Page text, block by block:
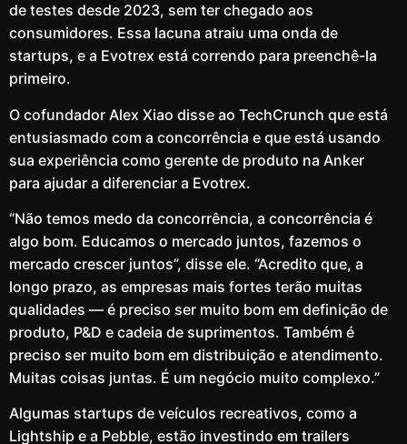
de testes desde 2023, sem ter chegado aos
consumidores. Essa lacuna atraiu uma onda de
startups, e a Evotrex está correndo para preenchê-la
primeiro.
O cofundador Alex Xiao disse ao TechCrunch que está
entusiasmado com a concorrência e que está usando
sua experiência como gerente de produto na Anker
para ajudar a diferenciar a Evotrex.
“Não temos medo da concorrência, a concorrência é
algo bom. Educamos o mercado juntos, fazemos o
mercado crescer juntos”, disse ele. “Acredito que, a
longo prazo, as empresas mais fortes terão muitas
qualidades — é preciso ser muito bom em definição de
produto, P&D e cadeia de suprimentos. Também é
preciso ser muito bom em distribuição e atendimento.
Muitas coisas juntas. É um negócio muito complexo.”
Algumas startups de veículos recreativos, como a
Lightship e a Pebble, estão investindo em trailers